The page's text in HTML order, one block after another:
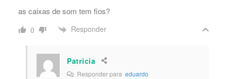
as caixas de som tem fios?
0 Responder
Patricia
Responder para eduardo